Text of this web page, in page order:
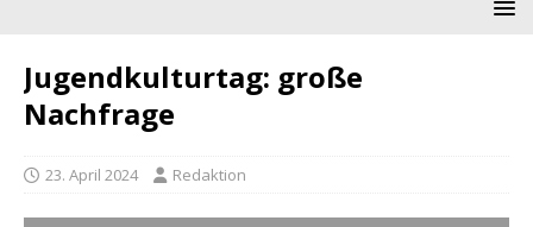
Jugendkulturtag: große
Nachfrage
23. April 2024 Redaktion